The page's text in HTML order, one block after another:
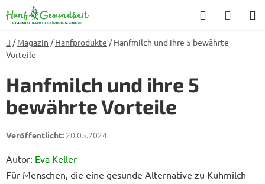
Inhalt
springen
Suchen
Startseite
/ Magazin / Hanfprodukte / Hanfmilch und ihre 5 bewährte
Vorteile
Hanfmilch und ihre 5
bewährte Vorteile
20.05.2024
Autor: Eva Keller
Für Menschen, die eine gesunde Alternative zu Kuhmilch